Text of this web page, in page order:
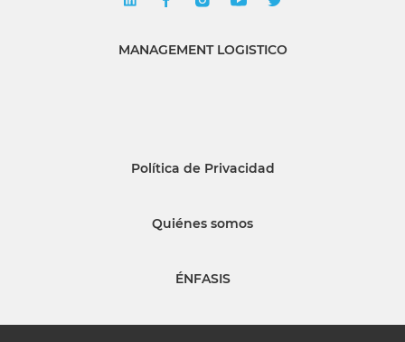
MANAGEMENT LOGISTICO
Política de Privacidad
Quiénes somos
ÉNFASIS